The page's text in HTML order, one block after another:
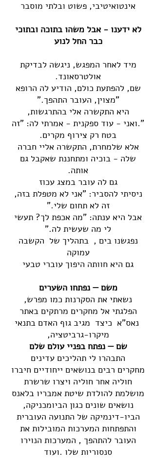
אינטואיטיבי, פשוט ובלתי מוסבר
לא ידענו - אבל משהו בתוכה ובתוכי
כבר החל לנוע
מיד לאחר המפגש, ניגשה לבדיקת
אולטרסאונד.
שם, להפתעת כולם, הודיע ​​לה הרופא
"מצוין, העובר התהפך."
היא התקשרה אלי בהתרגשות,
".ואני - עוד ספקנית - אמרתי לה: "זה
בטח רק צירוף מקרים.
אלא שלמחרת, התקשרה אליי חברה
שלה - בוכיה ומתחננת שאקבל גם
אותה.
גם לה עובר במצג עכוז
ניסיתי להסביר: "אני לא מטפלת בזה,
זה לא תחום שלי."
אבל היא ענתה: "מה אכפת לך? תעשי
לי מה שעשית לה."
נפגשנו בים , בתהליך של הקשבה
עמוקה
גם היא חוותה היפוך עוברי טבעי
משם — נפתחו השערים
נשאתי את הסקרנות כמו מפרש,
הפלגתי אל מחקרים מרתקים באתר
נאס"א כיצד מגיב גוף האדם בתנאי
מיקרו-גרביטציה,
שם — נפתח בפניי עולם שלם
התבהרו לי תהליכים עדינים
מחקרים רבים בנושאים ייחודיים חיברו
חוליה אחר חוליה ויצרו שרשרת
מושלמת להולדת שיטת אמבריו בלאנס
נושאים שונים כגון הביומכניקה,
הביו-דינמיקה של התנועה העוברית
והתפתחות המערכות המובילות את
העובר להתהפך , המערכות הנוירו
סנסוריות שלו .ועוד